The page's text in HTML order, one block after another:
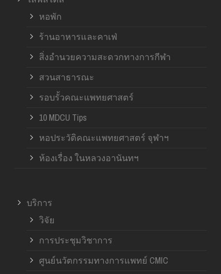
หอพัก
ร้านอาหารและคาเฟ่
สิ่งอำนวยความสะดวกทางการกีฬา
สวนสาธารณะ
รอบรั้วคณะแพทยศาสตร์
10 MDCU Tips
หอประวัติคณะแพทยศาสตร์ จุฬาฯ
ห้องเรื่อง ในหลวงอานันทฯ
บริการ
วิจัย
การประชุมวิชาการ
ศูนย์นวัตกรรมทางการแพทย์ CMIC